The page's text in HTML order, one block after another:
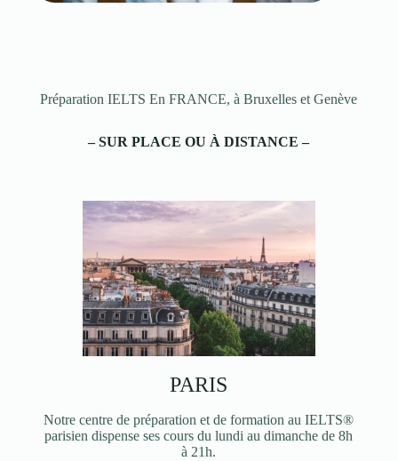
Préparation IELTS En FRANCE, à Bruxelles et Genève
– SUR PLACE OU À DISTANCE –
PARIS
Notre centre de préparation et de formation au IELTS®
parisien dispense ses cours du lundi au dimanche de 8h
à 21h.